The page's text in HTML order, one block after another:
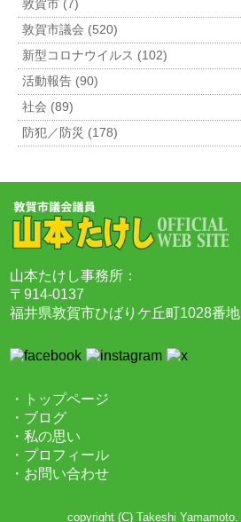
敦賀市 (7)
敦賀市議会 (520)
新型コロナウイルス (102)
活動報告 (90)
社会 (89)
防犯／防災 (178)
山本たけし事務所：
〒914-0137
福井県敦賀市ひばりケ丘町1028番地
・トップページ
・ブログ
・私の思い
・プロフィール
・お問い合わせ
copyright (C) Takeshi Yamamoto.